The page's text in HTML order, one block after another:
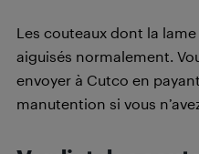
Les couteaux dont la
aiguisés normalement.
envoyer à Cutco en
manutention si vous